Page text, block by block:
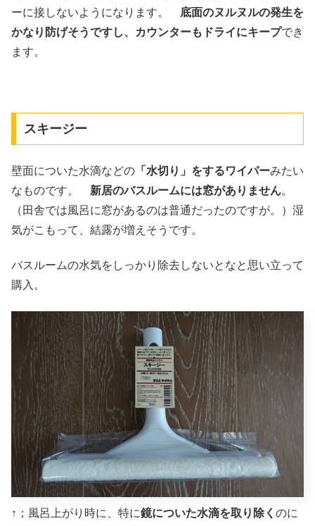
ーに接しないようになります。 底面のヌルヌルの発生を
かなり防げそうですし、カウンターもドライにキープでき
ます。
スキージー
壁面についた水滴などの 「水切り」をするワイパーみたい
なものです。 新居のバスルームには窓がありません。
（田舎では風呂に窓があるのは普通だったのですが。）湿
気がこもって、結露が増えそうです。
バスルームの水気をしっかり除去しないとなと思い立って
購入。
↑；風呂上がり時に、特に鏡についた水滴を取り除く のに